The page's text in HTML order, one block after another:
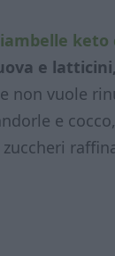
keto
e
non vuole
e